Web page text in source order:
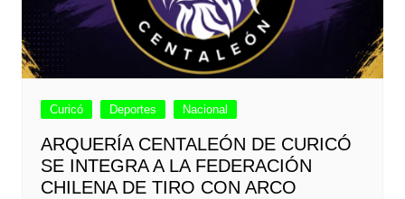
Curicó Deportes Nacional
ARQUERÍA CENTALEÓN DE CURICÓ
SE INTEGRA A LA FEDERACIÓN
CHILENA DE TIRO CON ARCO